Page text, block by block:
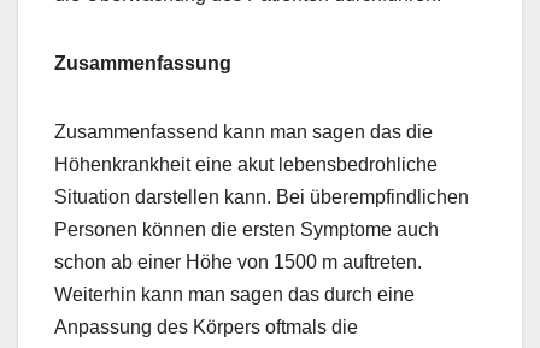
Zusammenfassung
Zusammenfassend kann man sagen das die
Höhenkrankheit eine akut lebensbedrohliche
Situation darstellen kann. Bei überempfindlichen
Personen können die ersten Symptome auch
schon ab einer Höhe von 1500 m auftreten.
Weiterhin kann man sagen das durch eine
Anpassung des Körpers oftmals die